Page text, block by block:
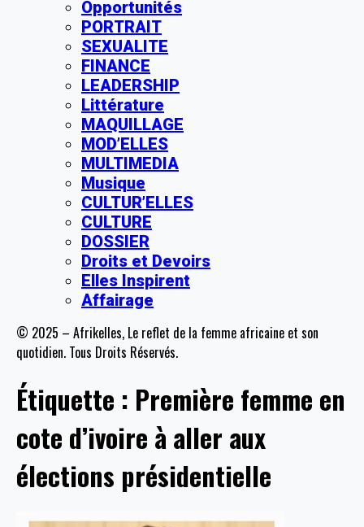
Opportunités
PORTRAIT
SEXUALITE
FINANCE
LEADERSHIP
Littérature
MAQUILLAGE
MOD’ELLES
MULTIMEDIA
Musique
CULTUR’ELLES
CULTURE
DOSSIER
Droits et Devoirs
Elles Inspirent
Affairage
© 2025 – Afrikelles, Le reflet de la femme africaine et son
quotidien. Tous Droits Réservés.
Étiquette : Première femme en
cote d’ivoire à aller aux
élections présidentielle